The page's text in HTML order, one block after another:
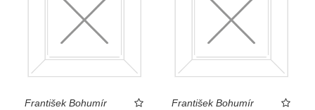
František Bohumír
František Bohumír